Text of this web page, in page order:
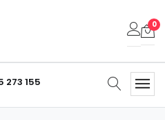
0
est vide.
0.000DT
273 155